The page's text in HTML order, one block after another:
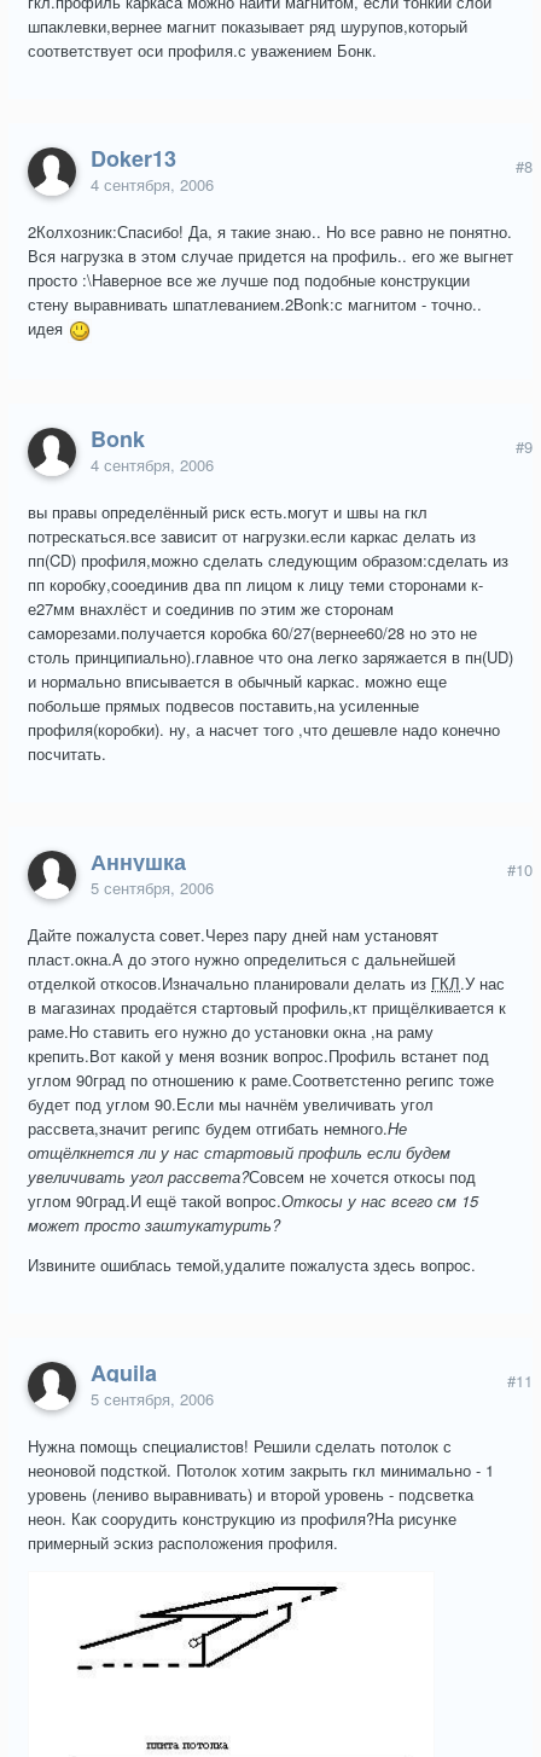
шпаклевки,вернее магнит показывает ряд шурупов,который
соответствует оси профиля.с уважением Бонк.
Doker13
4 сентября, 2006
#8
2Колхозник:Спасибо! Да, я такие знаю.. Но все равно не понятно.
Вся нагрузка в этом случае придется на профиль.. его же выгнет
просто :\Наверное все же лучше под подобные конструкции
стену выравнивать шпатлеванием.2Bonk:с магнитом - точно..
идея
Bonk
4 сентября, 2006
#9
вы правы определённый риск есть.могут и швы на гкл
потрескаться.все зависит от нагрузки.если каркас делать из
пп(CD) профиля,можно сделать следующим образом:сделать из
пп коробку,сооединив два пп лицом к лицу теми сторонами к-
е27мм внахлёст и соединив по этим же сторонам
саморезами.получается коробка 60/27(вернее60/28 но это не
столь принципиально).главное что она легко заряжается в пн(UD)
и нормально вписывается в обычный каркас. можно еще
побольше прямых подвесов поставить,на усиленные
профиля(коробки). ну, а насчет того ,что дешевле надо конечно
посчитать.
Аннушка
5 сентября, 2006
#10
Дайте пожалуста совет.Через пару дней нам установят
пласт.окна.А до этого нужно определиться с дальнейшей
отделкой откосов.Изначально планировали делать из ГКЛ.У нас
в магазинах продаётся стартовый профиль,кт прищёлкивается к
раме.Но ставить его нужно до установки окна ,на раму
крепить.Вот какой у меня возник вопрос.Профиль встанет под
углом 90град по отношению к раме.Соответстенно регипс тоже
будет под углом 90.Если мы начнём увеличивать угол
рассвета,значит регипс будем отгибать немного.Не
отщёлкнется ли у нас стартовый профиль если будем
увеличивать угол рассвета?Совсем не хочется откосы под
углом 90град.И ещё такой вопрос.Откосы у нас всего см 15
может просто заштукатурить?
Извините ошиблась темой,удалите пожалуста здесь вопрос.
Aquila
5 сентября, 2006
#11
Нужна помощь специалистов! Решили сделать потолок с
неоновой подсткой. Потолок хотим закрыть гкл минимально - 1
уровень (лениво выравнивать) и второй уровень - подсветка
неон. Как соорудить конструкцию из профиля?На рисунке
примерный эскиз расположения профиля.